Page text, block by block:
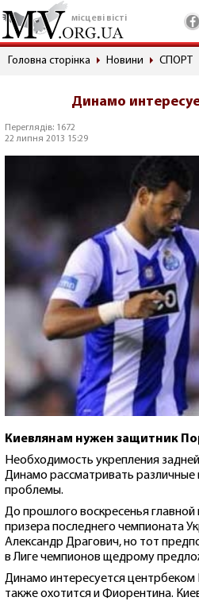
місцеві вісті
Головна сторінка Новини СПОРТ
Динамо
Переглядів: 1672
22 липня 2013 15:29
Киевлянам нужен защитник
Необходимость укрепления
Динамо рассматривать
проблемы.
До прошлого воскресенья
призера последнего чемпионата
Александр Драгович, но тот
в Лиге чемпионов щедрому
Динамо интересуется
также охотится и Фиорентина.